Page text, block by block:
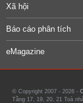
Xã hội
Báo cáo phân tích
eMagazine
© Copyright 2007 - 2026 -
Tầng 17, 19, 20, 21 Toà